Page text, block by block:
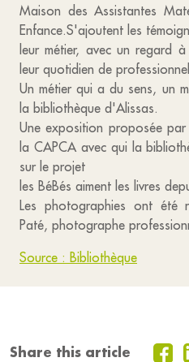
Maison des Assistantes
Enfance.S'ajoutent les
leur métier, avec un regard
leur quotidien de
Un métier qui a du sens, un
la bibliothèque d'Alissas.
Une exposition proposée par
la CAPCA avec qui la
sur le projet
les BéBés aiment les livres
Les photographies ont été
Paté, photographe
Source : Bibliothèque
Share this article